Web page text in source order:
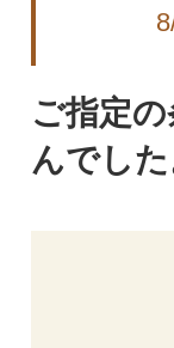
ご指定
んでした